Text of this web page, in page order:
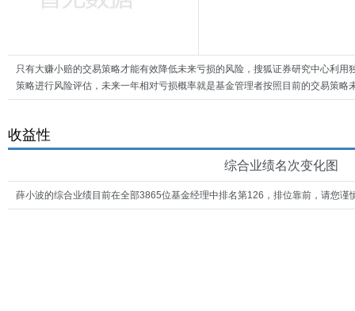
只有大赚小赔的交易策略才能有效降低未来亏损的风险，搜狐证券研究中心利
策略进行风险评估，未来一年相对亏损概率就是基金管理者按照目前的交易策略
收益性
综合业绩名次变化图
薛小波的综合业绩目前在全部3865位基金经理中排名第126，排位靠前，请您谨